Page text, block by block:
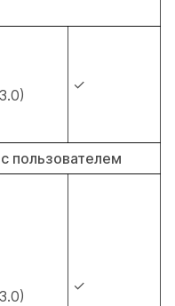
✓
пользователем
✓